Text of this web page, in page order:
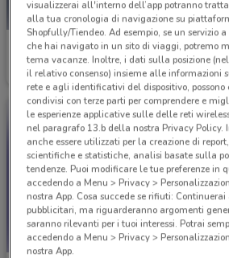
Petit Bateau
Scade il 19/05 118 m Scade
visualizzerai all'interno dell’app potranno
alla tua cronologia di navigazione su
Shopfully/Tiendeo. Ad esempio, se un servizio
che hai navigato in un sito di viaggi, potremo
tema vacanze. Inoltre, i dati sulla posizione
il relativo consenso) insieme alle informazioni
rete e agli identificativi del dispositivo, possono
condivisi con terze parti per comprendere e
le esperienze applicative sulle delle reti
nel paragrafo 13.b della nostra Privacy Policy.
anche essere utilizzati per la creazione di
scientifiche e statistiche, analisi basate sulla
tendenze. Puoi modificare le tue preferenze in
accedendo a Menu > Privacy >
nostra App. Cosa succede se rifiuti:
pubblicitari, ma riguarderanno argomenti
saranno rilevanti per i tuoi interessi. Potrai
accedendo a Menu > Privacy >
nostra App.